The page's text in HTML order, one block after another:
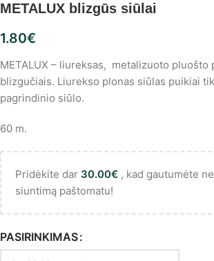
METALUX blizgūs siūlai
1.80€
METALUX – liureksas, metalizuoto pluošto
blizgučiais. Liurekso plonas siūlas puikiai
pagrindinio siūlo.
60 m.
Pridėkite dar 30.00€ , kad gautumėte
siuntimą paštomatu!
PASIRINKIMAS